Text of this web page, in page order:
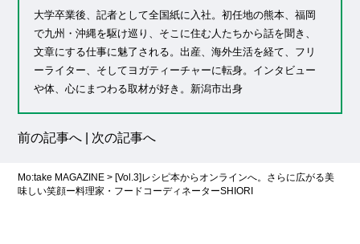
大学卒業後、記者として全国紙に入社。初任地の熊本、福岡
で九州・沖縄を駆け巡り、そこに住む人たちから話を聞き、
文章にする仕事に魅了される。出産、海外生活を経て、フリ
ーライター、そしてヨガティーチャーに転身。インタビュー
や体、心にまつわる取材が好き。新潟市出身
前の記事へ 次の記事へ
Mo:take MAGAZINE >[Vol.3]レシピ本からオンラインへ。さらに広がる美
味しい笑顔ー料理家・フードコーディネーターSHIORI